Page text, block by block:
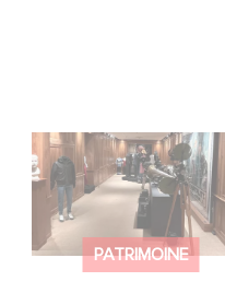
PATRIMOINE
Journées
Européennes du
Patrimoine 2025